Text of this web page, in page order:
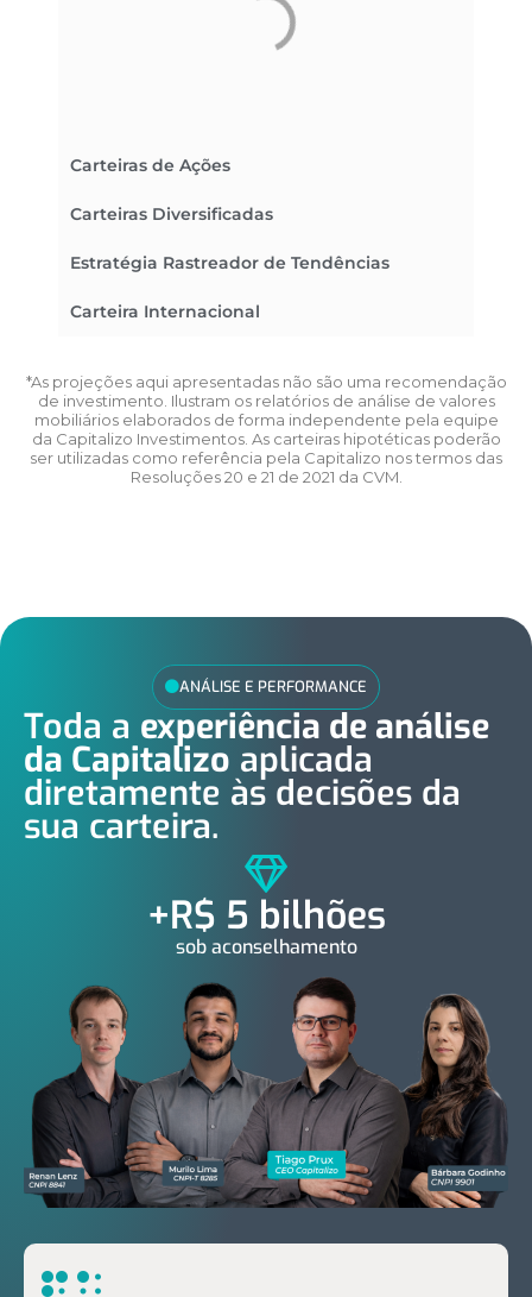
Carteiras de Ações
Carteiras Diversificadas
Estratégia Rastreador de Tendências
Carteira Internacional
*As projeções aqui apresentadas não são uma recomendação
de investimento. Ilustram os relatórios de análise de valores
mobiliários elaborados de forma independente pela equipe
da Capitalizo Investimentos. As carteiras hipotéticas poderão
ser utilizadas como referência pela Capitalizo nos termos das
Resoluções 20 e 21 de 2021 da CVM.
ANÁLISE E PERFORMANCE
Toda a experiência de análise
da Capitalizo aplicada
diretamente às decisões da
sua carteira.
+R$ 5 bilhões
sob aconselhamento